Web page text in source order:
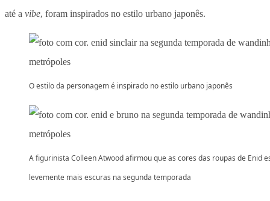
até a vibe, foram inspirados no estilo urbano japonês.
O estilo da personagem é inspirado no estilo urbano japonês
A figurinista Colleen Atwood afirmou que as cores das roupas de Enid
levemente mais escuras na segunda temporada